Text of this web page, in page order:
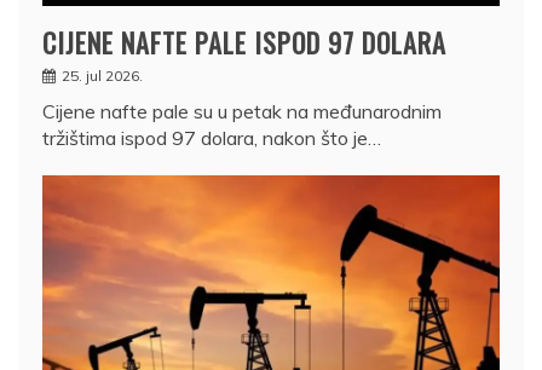
CIJENE NAFTE PALE ISPOD 97 DOLARA
25. jul 2026.
Cijene nafte pale su u petak na međunarodnim
tržištima ispod 97 dolara, nakon što je…